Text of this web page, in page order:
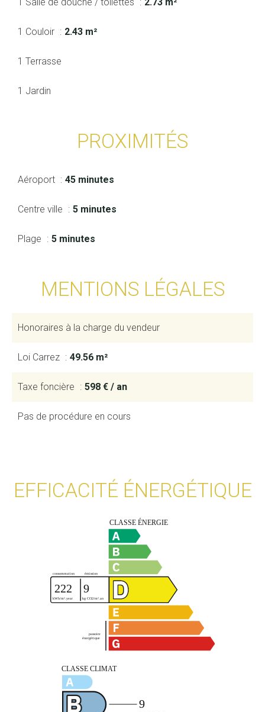
1 Couloir 2.43 m²
1 Terrasse
1 Jardin
PROXIMITÉS
Aéroport 45 minutes
Centre ville 5 minutes
Plage 5 minutes
MENTIONS LÉGALES
Honoraires à la charge du vendeur
Loi Carrez 49.56 m²
Taxe foncière 598 € / an
Pas de procédure en cours
EFFICACITÉ ÉNERGÉTIQUE